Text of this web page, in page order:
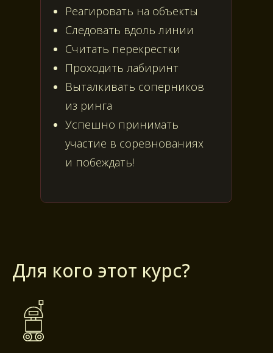
Реагировать на объекты
Следовать вдоль линии
Считать перекрестки
Проходить лабиринт
Выталкивать соперников
из ринга
Успешно принимать
участие в соревнованиях
и побеждать!
Для кого этот курс?